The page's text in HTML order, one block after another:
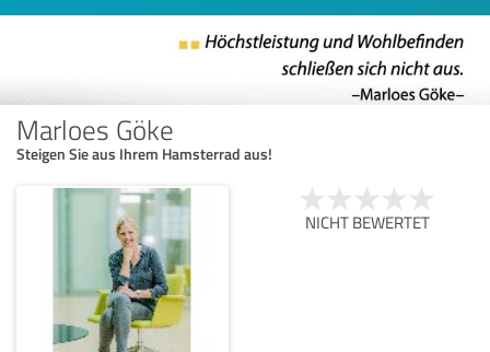
Marloes Göke
Steigen Sie aus Ihrem Hamsterrad aus!
NICHT BEWERTET